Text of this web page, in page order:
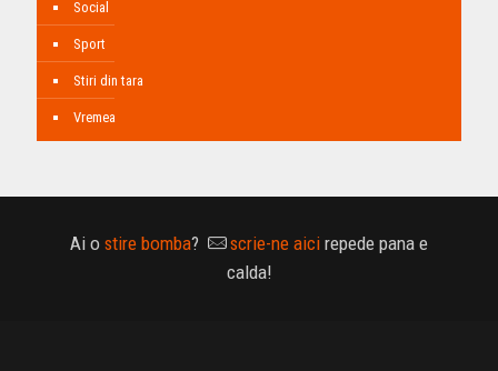
Social
Sport
Stiri din tara
Vremea
Ai o stire bomba? scrie-ne aici repede pana e
calda!